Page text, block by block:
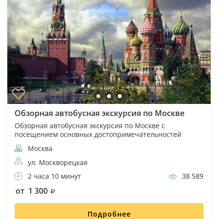
Обзорная автобусная экскурсия по Москве
Обзорная автобусная экскурсия по Москве с
посещением основных достопримечательностей
Москва
ул. Москворецкая
2 часа 10 минут
38 589
от 1 300
Подробнее